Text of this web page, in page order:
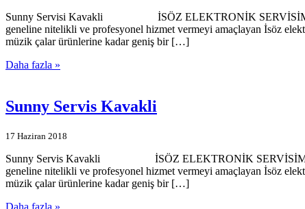
Sunny Servisi Kavakli İSÖZ ELEKTRONİK SERVİSİMİZE
geneline nitelikli ve profesyonel hizmet vermeyi amaçlayan İsöz
müzik çalar ürünlerine kadar geniş bir […]
Daha fazla »
Sunny Servis Kavakli
17 Haziran 2018
Sunny Servis Kavakli İSÖZ ELEKTRONİK SERVİSİMİZE
geneline nitelikli ve profesyonel hizmet vermeyi amaçlayan İsöz
müzik çalar ürünlerine kadar geniş bir […]
Daha fazla »